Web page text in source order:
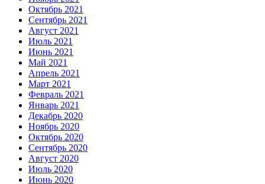
Октябрь 2021
Сентябрь 2021
Август 2021
Июль 2021
Июнь 2021
Май 2021
Апрель 2021
Март 2021
Февраль 2021
Январь 2021
Декабрь 2020
Ноябрь 2020
Октябрь 2020
Сентябрь 2020
Август 2020
Июль 2020
Июнь 2020